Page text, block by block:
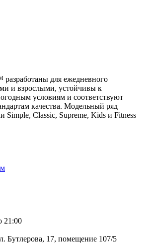
для ежедневного
и взрослыми, устойчивы к
условиям и соответствуют
качества. Модельный ряд
Simple, Classic, Supreme, Kids и Fitness
21:00
Бутлерова, 17, помещение 107/5